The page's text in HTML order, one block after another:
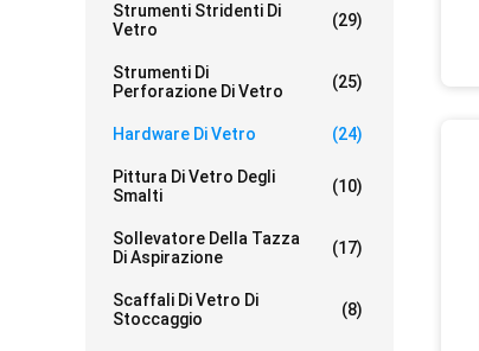
Strumenti Stridenti Di
Vetro
(29)
Strumenti Di
Perforazione Di Vetro
(25)
Hardware Di Vetro (24)
Pittura Di Vetro Degli
Smalti
(10)
Sollevatore Della Tazza
Di Aspirazione
(17)
Scaffali Di Vetro Di
Stoccaggio
(8)